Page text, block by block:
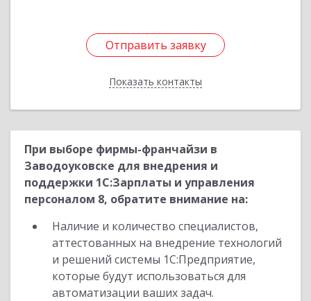
Отправить заявку
Показать контакты
Отправить заявку
Назад
При выборе фирмы-франчайзи в
Заводоуковске для внедрения и
поддержки 1С:Зарплаты и управления
персоналом 8, обратите внимание на:
Наличие и количество специалистов,
аттестованных на внедрение технологий
и решений системы 1С:Предприятие,
которые будут использоваться для
автоматизации ваших задач.